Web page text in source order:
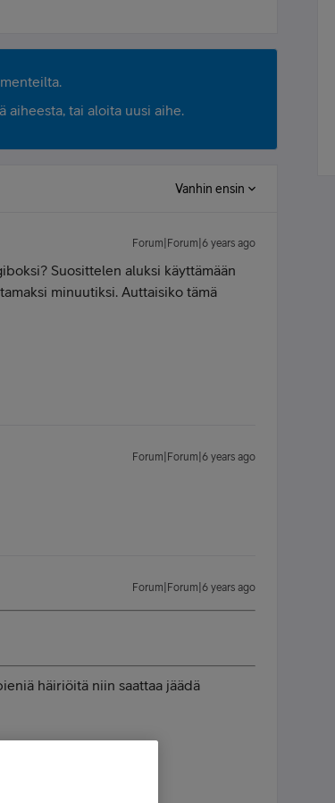
aiheesta, tai aloita uusi aihe.
Vanhin ensin
Forum|Forum|6 years ago
Suosittelen aluksi käyttämään
minuutiksi. Auttaisiko tämä
Forum|Forum|6 years ago
Forum|Forum|6 years ago
häiriöitä niin saattaa jäädä